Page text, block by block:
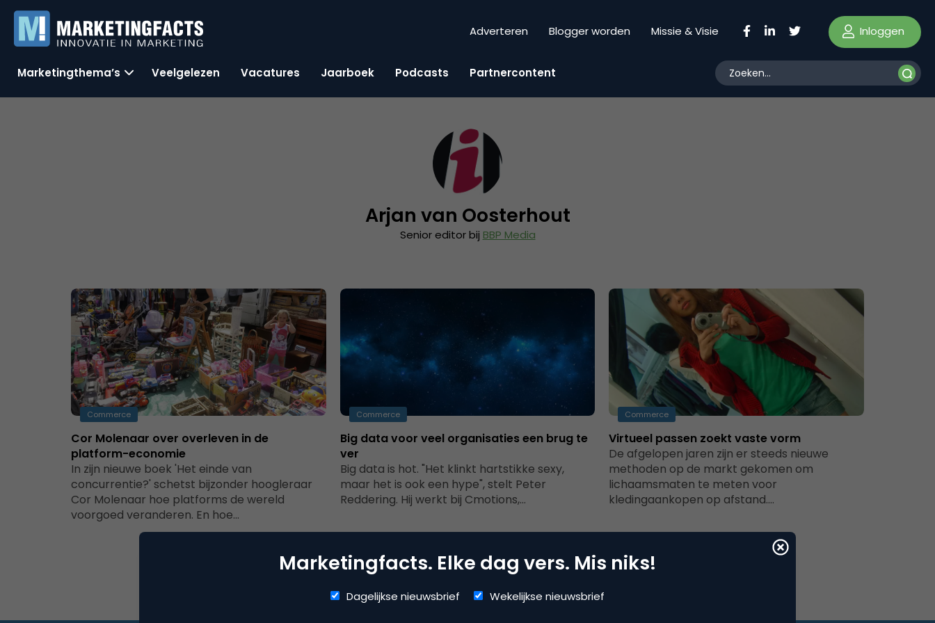
Adverteren Blogger worden Missie & Visie Inloggen
Marketingthema’s Veelgelezen Vacatures Jaarboek Podcasts Partnercontent
Arjan van Oosterhout
Senior editor bij BBP Media
Commerce
Cor Molenaar over overleven in de
platform-economie
In zijn nieuwe boek 'Het einde van
concurrentie?' schetst bijzonder hoogleraar
Cor Molenaar hoe platforms de wereld
voorgoed veranderen. En hoe…
Commerce
Big data voor veel organisaties een brug te
ver
Big data is hot. "Het klinkt hartstikke sexy,
maar het is ook een hype", stelt Peter
Reddering. Hij werkt bij Cmotions,…
Commerce
Virtueel passen zoekt vaste vorm
De afgelopen jaren zijn er steeds nieuwe
methoden op de markt gekomen om
lichaamsmaten te meten voor
kledingaankopen op afstand.…
Marketingfacts. Elke dag vers. Mis niks!
Dagelijkse nieuwsbrief Wekelijkse nieuwsbrief